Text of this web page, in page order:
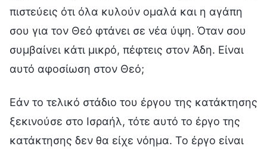
πιστεύεις ότι όλα κυλούν ομαλά και η αγάπη
σου για τον Θεό φτάνει σε νέα ύψη. Όταν σου
συμβαίνει κάτι μικρό, πέφτεις στον Άδη. Είναι
αυτό αφοσίωση στον Θεό;
Εάν το τελικό στάδιο του έργου της κατάκτησης
ξεκινούσε στο Ισραήλ, τότε αυτό το έργο της
κατάκτησης δεν θα είχε νόημα. Το έργο είναι